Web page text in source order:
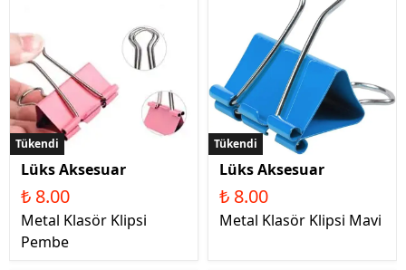
Tükendi
Lüks Aksesuar
₺ 8.00
Metal Klasör Klipsi
Pembe
Tükendi
Lüks Aksesuar
₺ 8.00
Metal Klasör Klipsi Mavi